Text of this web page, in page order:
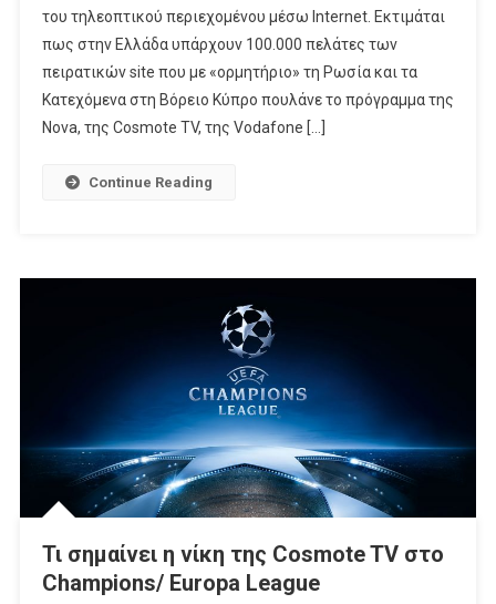
του τηλεοπτικού περιεχομένου μέσω Internet. Εκτιμάται
πως στην Ελλάδα υπάρχουν 100.000 πελάτες των
πειρατικών site που με «ορμητήριο» τη Ρωσία και τα
Κατεχόμενα στη Βόρειο Κύπρο πουλάνε το πρόγραμμα της
Nova, της Cosmote TV, της Vodafone […]
Continue Reading
Τι σημαίνει η νίκη της Cosmote TV στο
Champions/ Europa League